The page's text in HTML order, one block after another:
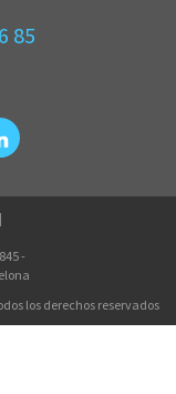
85
-
los derechos reservados